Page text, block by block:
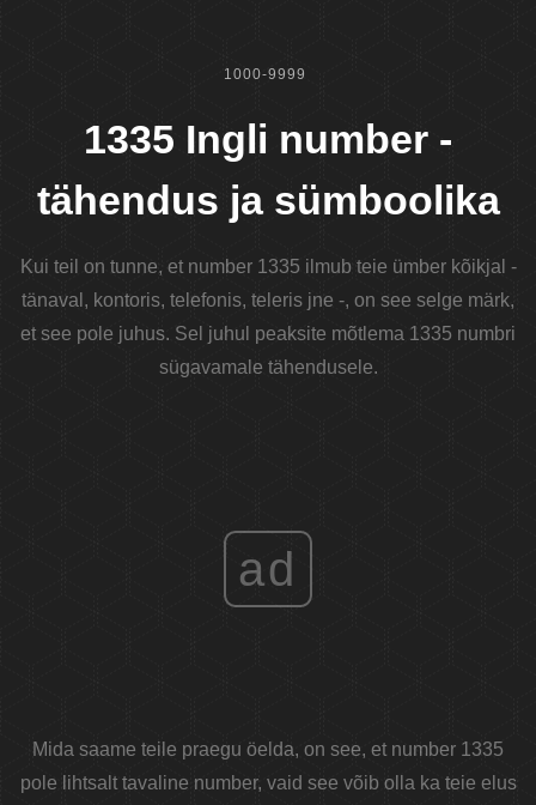
1000-9999
1335 Ingli number -
tähendus ja sümboolika
Kui teil on tunne, et number 1335 ilmub teie ümber kõikjal -
tänaval, kontoris, telefonis, teleris jne -, on see selge märk,
et see pole juhus. Sel juhul peaksite mõtlema 1335 numbri
sügavamale tähendusele.
ad
Mida saame teile praegu öelda, on see, et number 1335
pole lihtsalt tavaline number, vaid see võib olla ka teie elus